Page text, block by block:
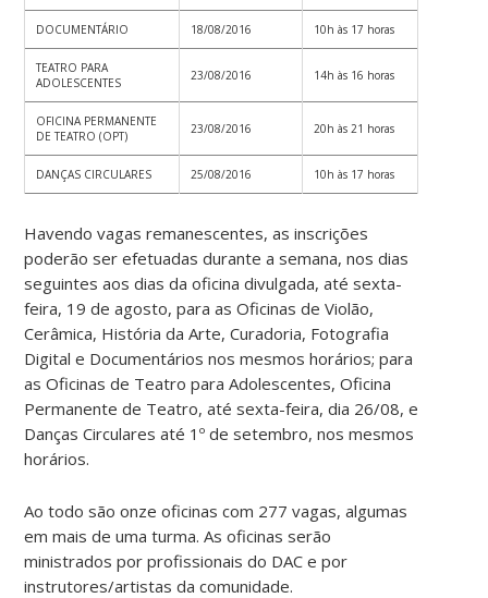
DOCUMENTÁRIO 18/08/2016 10h às 17 horas
TEATRO PARA
ADOLESCENTES
23/08/2016 14h às 16 horas
OFICINA PERMANENTE
DE TEATRO (OPT)
23/08/2016 20h às 21 horas
DANÇAS CIRCULARES 25/08/2016 10h às 17 horas
Havendo vagas remanescentes, as inscrições
poderão ser efetuadas durante a semana, nos dias
seguintes aos dias da oficina divulgada, até sexta-
feira, 19 de agosto, para as Oficinas de Violão,
Cerâmica, História da Arte, Curadoria, Fotografia
Digital e Documentários nos mesmos horários; para
as Oficinas de Teatro para Adolescentes, Oficina
Permanente de Teatro, até sexta-feira, dia 26/08, e
Danças Circulares até 1º de setembro, nos mesmos
horários.
Ao todo são onze oficinas com 277 vagas, algumas
em mais de uma turma. As oficinas serão
ministrados por profissionais do DAC e por
instrutores/artistas da comunidade.